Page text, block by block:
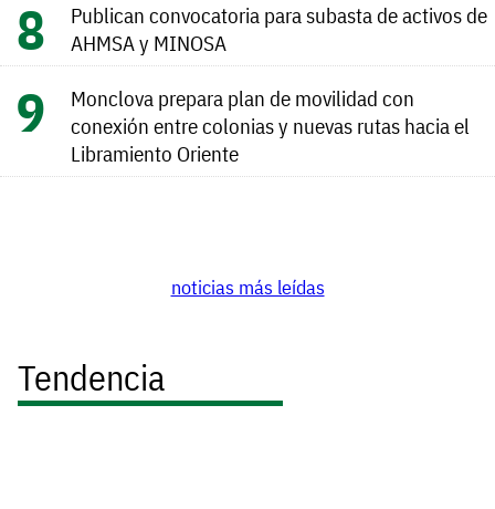
Publican convocatoria para subasta de activos de
AHMSA y MINOSA
Monclova prepara plan de movilidad con
conexión entre colonias y nuevas rutas hacia el
Libramiento Oriente
noticias más leídas
Tendencia